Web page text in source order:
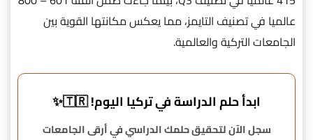
عالميا في تصنيف التايمز، مما يعكس مكانتها القوية بين
الجامعات التركية والعالمية.
ابدأ حلم الدراسة في تركيا اليوم! 🇹🇷✨
سجل الآن لتحقيق حلمك الدراسي في أرقى الجامعات